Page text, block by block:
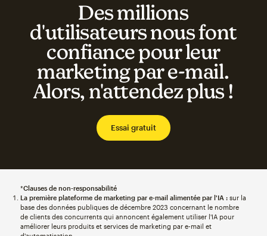
Des millions
d'utilisateurs nous font
confiance pour leur
marketing par e-mail.
Alors, n'attendez plus !
Essai gratuit
*Clauses de non-responsabilité
La première plateforme de marketing par e-mail alimentée par l'IA :sur la
base des données publiques de décembre 2023 concernant le nombre
de clients des concurrents qui annoncent également utiliser l'IA pour
améliorer leurs produits et services de marketing par e-mail et